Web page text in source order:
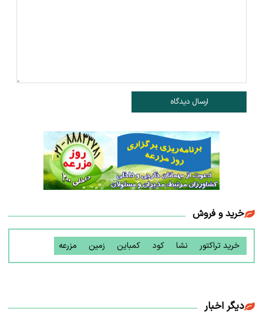
ارسال دیدگاه
خرید و فروش
خرید تراکتور نشا کود کمباین زمین مزرعه
دیگر اخبار